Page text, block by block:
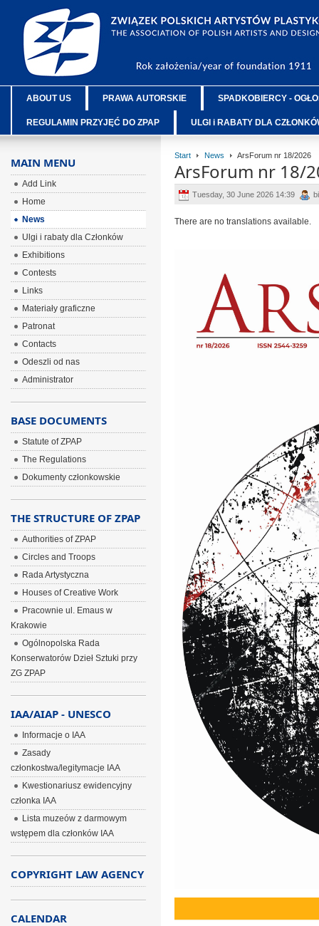
ABOUT US PRAWA AUTORSKIE SPADKOBIERCY -
REGULAMIN PRZYJĘĆ DO ZPAP ULGI i RABATY DLA
Start News ArsForum nr 18/2026
ArsForum nr 18/
Tuesday, 30 June 2026 14:39
There are no translations available.
MAIN MENU
Add Link
Home
News
Ulgi i rabaty dla Członków
Exhibitions
Contests
Links
Materiały graficzne
Patronat
Contacts
Odeszli od nas
Administrator
BASE DOCUMENTS
Statute of ZPAP
The Regulations
Dokumenty członkowskie
THE STRUCTURE OF ZPAP
Authorities of ZPAP
Circles and Troops
Rada Artystyczna
Houses of Creative Work
Pracownie ul. Emaus w
Krakowie
Ogólnopolska Rada
Konserwatorów Dzieł Sztuki przy
ZG ZPAP
IAA/AIAP - UNESCO
Informacje o IAA
Zasady
członkostwa/legitymacje IAA
Kwestionariusz ewidencyjny
członka IAA
Lista muzeów z darmowym
wstępem dla członków IAA
COPYRIGHT LAW AGENCY
CALENDAR